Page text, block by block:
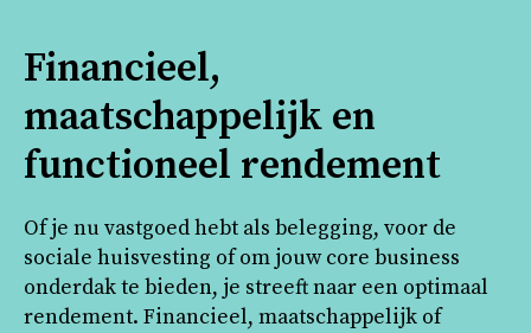
Financieel,
maatschappelijk en
functioneel rendement
Of je nu vastgoed hebt als belegging, voor de
sociale huisvesting of om jouw core business
onderdak te bieden, je streeft naar een optimaal
rendement. Financieel, maatschappelijk of